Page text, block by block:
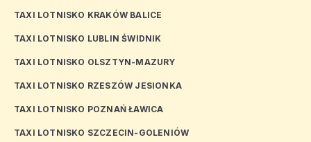
TAXI LOTNISKO KRAKÓW BALICE
TAXI LOTNISKO LUBLIN ŚWIDNIK
TAXI LOTNISKO OLSZTYN-MAZURY
TAXI LOTNISKO RZESZÓW JESIONKA
TAXI LOTNISKO POZNAŃ ŁAWICA
TAXI LOTNISKO SZCZECIN-GOLENIÓW